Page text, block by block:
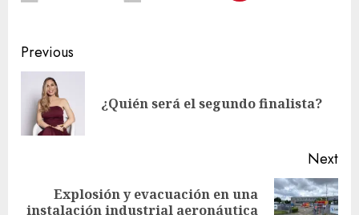
Previous
¿Quién será el segundo finalista?
Next
Explosión y evacuación en una
instalación industrial aeronáutica